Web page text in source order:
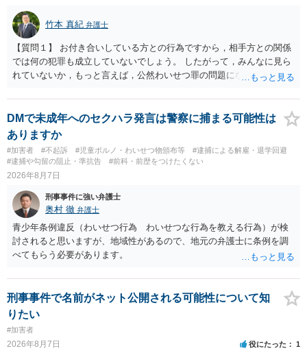
竹本 真紀 弁護士
【質問１】 お付き合いしている方との行為ですから，相手方との関係
では何の犯罪も成立していないでしょう。 したがって，みんなに見ら
れていないか，もっと言えば，公然わいせつ罪の問題にならないかの
然性は，不特定又は多数の方が認識できる状態か否かで判断されま
す。 本件は，車の中という閉鎖された空間で行っており，不特定又は
多数の方が認識するのは困難な状態ですから，公然性はないと思いま
す。 また，意図的に示そうとする故意が必要ですが，本件では，通過
する車両があると服を着ている（わいせつな状態をなくしている）の
ですから，むしろ見られないようにしており，故意が認められること
査の対象になることはありません。 警察から連絡がくることもないで
しょう。 【質問２】 見せようと思っていないことは，服を着たりする
行為から明らかです。したがいまして，注意を受けることさえありま
せん。まして，刑罰として罰せられることもありません。 【質問３】
以上のように犯罪の嫌疑が否定されますから，逮捕勾留される可能性
が成立することが前提ですので，不起訴とする理由としても前提を欠
いています。不起訴にするにしても，不起訴の可能性はありません。
あえて不起訴の理由を挙げるなら，「嫌疑不十分」か「嫌疑なし」で
す。
DMで未成年へのセクハラ発言は警察に捕まる可能性は
ありますか
#加害者 #不起訴 #児童ポルノ・わいせつ物頒布等
#逮捕による解雇・退学回避
#逮捕や勾留の阻止・準抗告
#前科・前歴をつけたくない
2026年8月7日
刑事事件に強い弁護士
奥村 徹 弁護士
青少年条例違反（わいせつ行為 わいせつな行為を教える行為）が検
討されると思いますが、地域性があるので、地元の弁護士に条例を調
べてもらう必要があります。
刑事事件で名前がネット公開される可能性について知
りたい
#加害者
2026年8月7日 役にたった 1